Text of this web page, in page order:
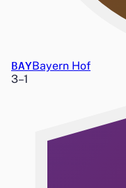
BAYBayern Hof
3–1